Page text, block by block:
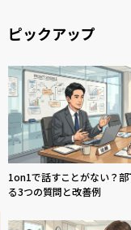
ピックアップ
1on1で話すことがない？部
る3つの質問と改善例